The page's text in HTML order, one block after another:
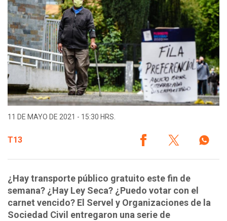
11 DE MAYO DE 2021 - 15:30 HRS.
T13
¿Hay transporte público gratuito este fin de
semana? ¿Hay Ley Seca? ¿Puedo votar con el
carnet vencido? El Servel y Organizaciones de la
Sociedad Civil entregaron una serie de